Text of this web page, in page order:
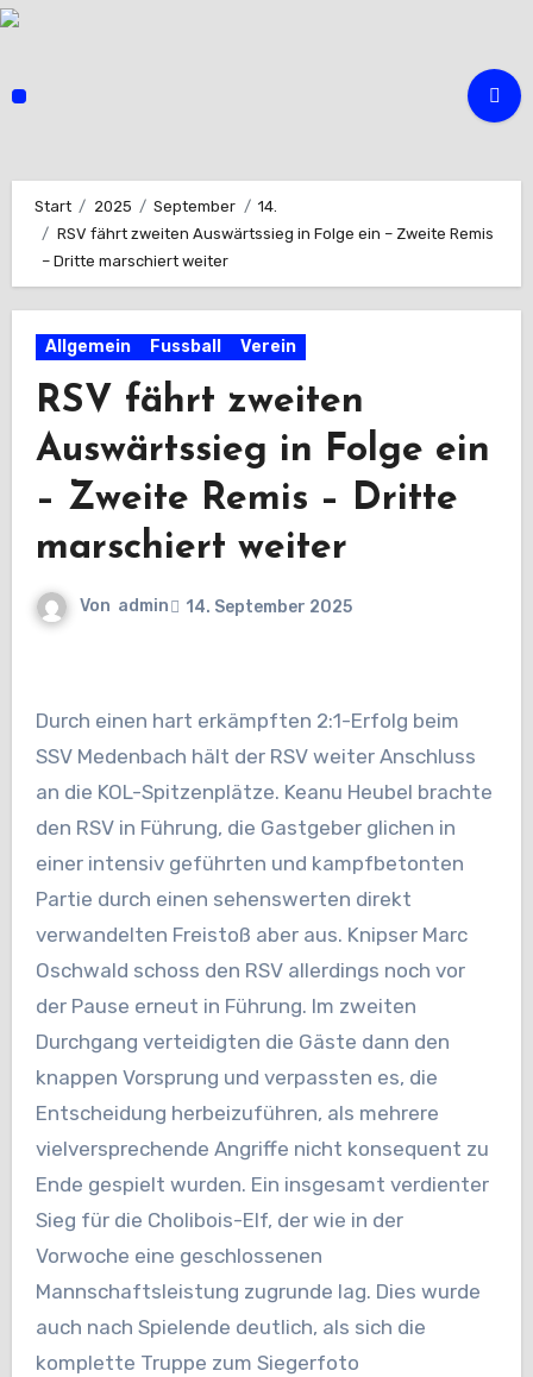
Zum
Start 2025 September
14.
RSV fährt zweiten Auswärtssieg in Folge ein – Zweite Remis
– Dritte marschiert weiter
Allgemein Fussball Verein
RSV fährt zweiten
Auswärtssieg in Folge ein
– Zweite Remis – Dritte
marschiert weiter
Von admin 14. September 2025
Durch einen hart erkämpften 2:1-Erfolg beim
SSV Medenbach hält der RSV weiter Anschluss
an die KOL-Spitzenplätze. Keanu Heubel brachte
den RSV in Führung, die Gastgeber glichen in
einer intensiv geführten und kampfbetonten
Partie durch einen sehenswerten direkt
verwandelten Freistoß aber aus. Knipser Marc
Oschwald schoss den RSV allerdings noch vor
der Pause erneut in Führung. Im zweiten
Durchgang verteidigten die Gäste dann den
knappen Vorsprung und verpassten es, die
Entscheidung herbeizuführen, als mehrere
vielversprechende Angriffe nicht konsequent zu
Ende gespielt wurden. Ein insgesamt verdienter
Sieg für die Cholibois-Elf, der wie in der
Vorwoche eine geschlossenen
Mannschaftsleistung zugrunde lag. Dies wurde
auch nach Spielende deutlich, als sich die
komplette Truppe zum Siegerfoto